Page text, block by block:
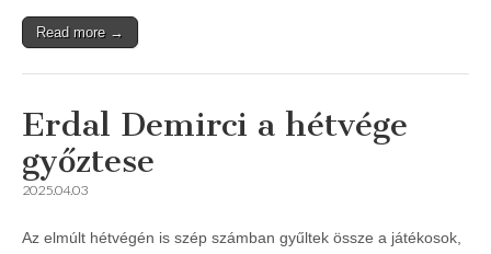
Read more →
Erdal Demirci a hétvége
győztese
2025.04.03
Az elmúlt hétvégén is szép számban gyűltek össze a játékosok,